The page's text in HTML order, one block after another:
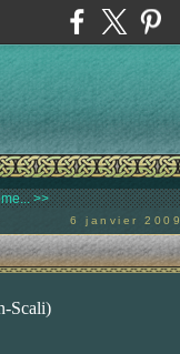
>>
6 janvier 2009
Scali)